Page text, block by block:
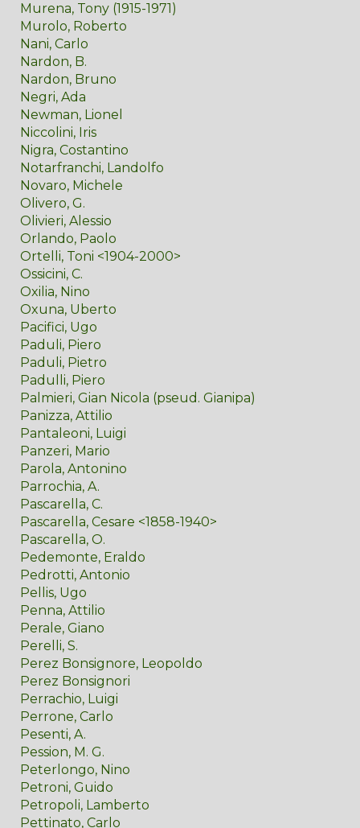
Murena, Tony (1915-1971)
Murolo, Roberto
Nani, Carlo
Nardon, B.
Nardon, Bruno
Negri, Ada
Newman, Lionel
Niccolini, Iris
Nigra, Costantino
Notarfranchi, Landolfo
Novaro, Michele
Olivero, G.
Olivieri, Alessio
Orlando, Paolo
Ortelli, Toni <1904-2000>
Ossicini, C.
Oxilia, Nino
Oxuna, Uberto
Pacifici, Ugo
Paduli, Piero
Paduli, Pietro
Padulli, Piero
Palmieri, Gian Nicola (pseud. Gianipa)
Panizza, Attilio
Pantaleoni, Luigi
Panzeri, Mario
Parola, Antonino
Parrochia, A.
Pascarella, C.
Pascarella, Cesare <1858-1940>
Pascarella, O.
Pedemonte, Eraldo
Pedrotti, Antonio
Pellis, Ugo
Penna, Attilio
Perale, Giano
Perelli, S.
Perez Bonsignore, Leopoldo
Perez Bonsignori
Perrachio, Luigi
Perrone, Carlo
Pesenti, A.
Pession, M. G.
Peterlongo, Nino
Petroni, Guido
Petropoli, Lamberto
Pettinato, Carlo